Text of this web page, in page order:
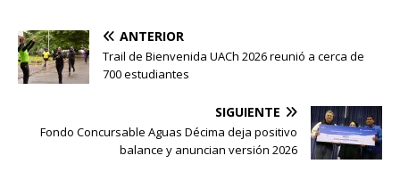
ANTERIOR
Trail de Bienvenida UACh 2026 reunió a cerca de
700 estudiantes
SIGUIENTE
Fondo Concursable Aguas Décima deja positivo
balance y anuncian versión 2026